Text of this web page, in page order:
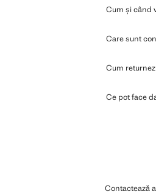
Cum și când
Care sunt
Cum
Ce pot face
Contactează